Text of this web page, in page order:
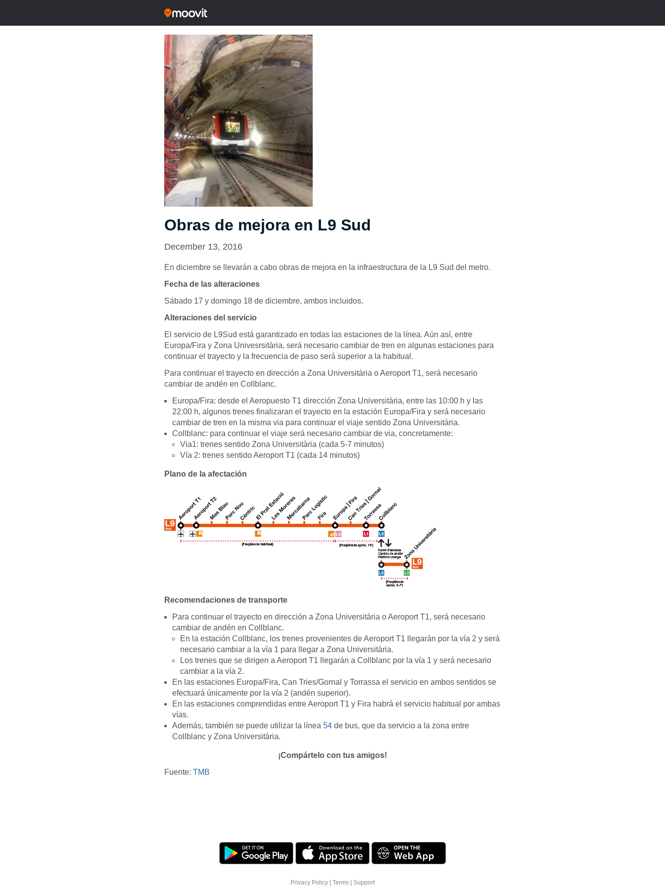
Obras de mejora en L9 Sud
December 13, 2016
En diciembre se llevarán a cabo obras de mejora en la infraestructura de la L9 Sud del metro.
Fecha de las alteraciones
Sábado 17 y domingo 18 de diciembre, ambos incluidos.
Alteraciones del servicio
El servicio de L9Sud está garantizado en todas las estaciones de la línea. Aún así, entre
Europa/Fira y Zona Univesrsitària, será necesario cambiar de tren en algunas estaciones para
continuar el trayecto y la frecuencia de paso será superior a la habitual.
Para continuar el trayecto en dirección a Zona Universitària o Aeroport T1, será necesario
cambiar de andén en Collblanc.
Europa/Fira: desde el Aeropuesto T1 dirección Zona Universitària, entre las 10:00 h y las
22:00 h, algunos trenes finalizaran el trayecto en la estación Europa/Fira y será necesario
cambiar de tren en la misma via para continuar el viaje sentido Zona Universitària.
Collblanc: para continuar el viaje será necesario cambiar de via, concretamente:
Via1: trenes sentido Zona Universitària (cada 5-7 minutos)
Vía 2: trenes sentido Aeroport T1 (cada 14 minutos)
Plano de la afectación
Recomendaciones de transporte
Para continuar el trayecto en dirección a Zona Universitària o Aeroport T1, será necesario
cambiar de andén en Collblanc.
En la estación Collblanc, los trenes provenientes de Aeroport T1 llegarán por la vía 2 y será
necesario cambiar a la vía 1 para llegar a Zona Universitària.
Los trenes que se dirigen a Aeroport T1 llegarán a Collblanc por la vía 1 y será necesario
cambiar a la vía 2.
En las estaciones Europa/Fira, Can Tries/Gornal y Torrassa el servicio en ambos sentidos se
efectuará únicamente por la vía 2 (andén superior).
En las estaciones comprendidas entre Aeroport T1 y Fira habrá el servicio habitual por ambas
vías.
Además, también se puede utilizar la línea 54 de bus, que da servicio a la zona entre
Collblanc y Zona Universitària.
¡Compártelo con tus amigos!
Fuente: TMB
Privacy Policy Terms Support